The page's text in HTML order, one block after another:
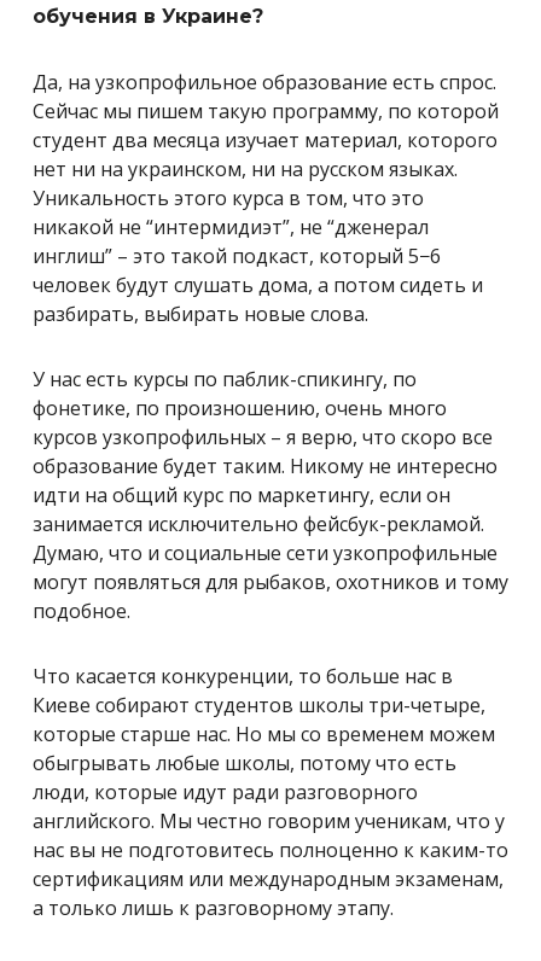
обучения в Украине?
Да, на узкопрофильное образование есть спрос.
Сейчас мы пишем такую программу, по которой
студент два месяца изучает материал, которого
нет ни на украинском, ни на русском языках.
Уникальность этого курса в том, что это
никакой не “интермидиэт”, не “дженерал
инглиш” – это такой подкаст, который 5−6
человек будут слушать дома, а потом сидеть и
разбирать, выбирать новые слова.
У нас есть курсы по паблик-спикингу, по
фонетике, по произношению, очень много
курсов узкопрофильных – я верю, что скоро все
образование будет таким. Никому не интересно
идти на общий курс по маркетингу, если он
занимается исключительно фейсбук-рекламой.
Думаю, что и социальные сети узкопрофильные
могут появляться для рыбаков, охотников и тому
подобное.
Что касается конкуренции, то больше нас в
Киеве собирают студентов школы три-четыре,
которые старше нас. Но мы со временем можем
обыгрывать любые школы, потому что есть
люди, которые идут ради разговорного
английского. Мы честно говорим ученикам, что у
нас вы не подготовитесь полноценно к каким-то
сертификациям или международным экзаменам,
а только лишь к разговорному этапу.